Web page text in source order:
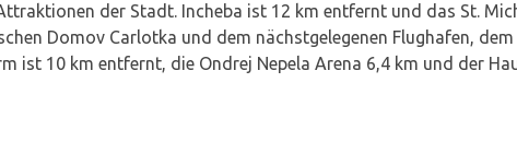
der Stadt. Incheba ist 12 km entfernt und das St.
Domov Carlotka und dem nächstgelegenen Flughafen, dem
ist 10 km entfernt, die Ondrej Nepela Arena 6,4 km und der